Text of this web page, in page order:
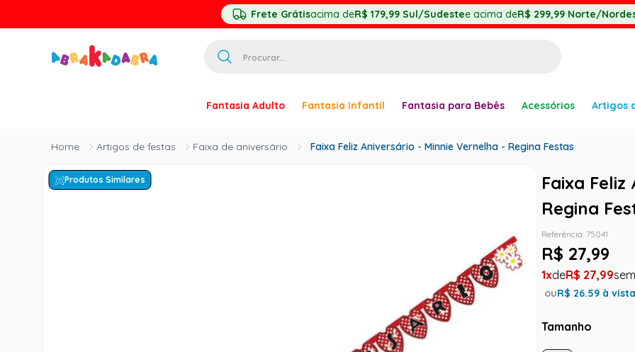
Frete Grátisacima deR$ 179,99 Sul/Sudestee acima deR$ 299,99 Norte/
Fantasia Adulto Fantasia Infantil Fantasia para Bebês Acessórios Artigos
Artigos de festas Faixa de aniversário Faixa Feliz Aniversário - Minnie Vernelha - Regina Festas
Produtos Similares
Faixa
Regina
Referência: 75041
R$ 27,99
1 R$ 27,99
ouR$ 26.59 à vista
Tamanho
princesa